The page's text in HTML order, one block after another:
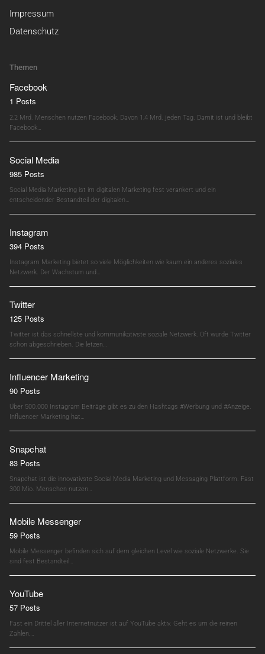
Impressum
Datenschutz
Themen
Facebook
1 Posts
2,2 Mrd. Menschen nutzen Facebook. Davon 1,4 Mrd. jeden Tag. Damit ist und bleibt
Facebook…
Social Media
985 Posts
Social Media Marketing ist im digitalen Marketing fest verankert und ein
entscheidender Bestandteil der digitalen…
Instagram
394 Posts
Instagram Marketing bietet so viele Möglichkeiten wie kaum ein anderes soziales
Netzwerk. Der Wachstum und…
Twitter
125 Posts
Twitter ist das schnellste und kommunikativste soziale Netzwerk. Oft wurde Twitter
schon abgeschrieben. Die letzen…
Influencer Marketing
90 Posts
Über 500.000 Instagram Beiträge gibt es zu den Hashtags #Werbung und #Anzeige.
Influencer Marketing hat…
Snapchat
83 Posts
Snapchat ist die innovativste Social Media Marketing und Messaging Plattform. Fast
300 Mio. Menschen nutzen…
Mobile Messenger
59 Posts
Mobile Messenger befinden sich auf dem gleichen Level wie soziale Netzwerke. Sie
sind fest Bestandteil…
YouTube
57 Posts
Fast ein Drittel aller Internetnutzer ist auf YouTube aktiv. Geht es um die reinen
Zahlen,…